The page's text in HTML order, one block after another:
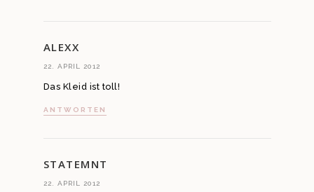
ALEXX
22. APRIL 2012
Das Kleid ist toll!
ANTWORTEN
STATEMNT
22. APRIL 2012